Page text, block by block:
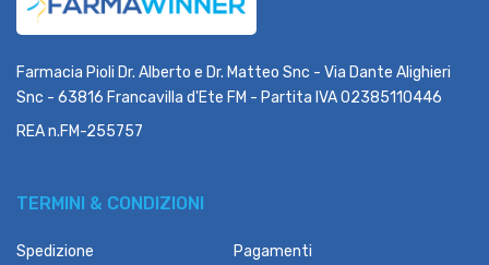
Farmacia Pioli Dr. Alberto e Dr. Matteo Snc - Via Dante Alighieri
Snc - 63816 Francavilla d'Ete FM - Partita IVA 02385110446
REA n.FM-255757
TERMINI & CONDIZIONI
Spedizione
Pagamenti